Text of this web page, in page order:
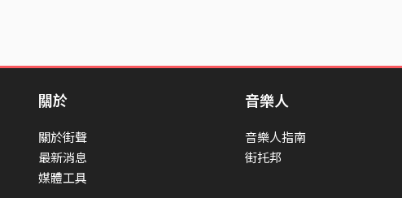
關於
關於街聲
最新消息
媒體工具
音樂人
音樂人指南
街托邦